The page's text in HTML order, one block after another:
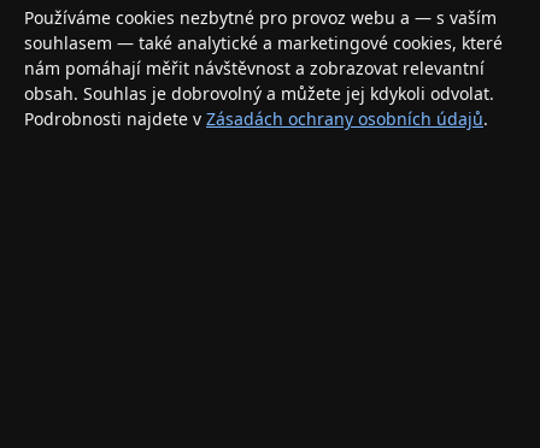
Váš specializovaný obchod s Apple produkty, příslušenstvím a
elektronikou. Nakupujte bezpečně a s jistotou.
INFORMACE
Doprava a doručení
Používáme cookies nezbytné pro provoz webu a — s vaším
souhlasem — také analytické a marketingové cookies, které
nám pomáhají měřit návštěvnost a zobrazovat relevantní
obsah. Souhlas je dobrovolný a můžete jej kdykoli odvolat.
Podrobnosti najdete v Zásadách ochrany osobních údajů.